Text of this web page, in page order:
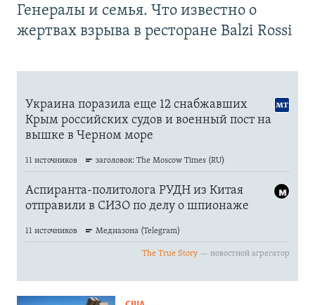
Генералы и семья. Что известно о
жертвах взрыва в ресторане Balzi Rossi